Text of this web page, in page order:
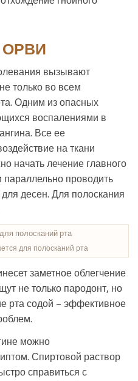
ОРВИ
вызывают
только во всем
Одним из опасных
воспалениями в
Все ее
на ткани
начать лечение главного
проводить
десен. Для полоскания
для полосканий рта
заметное облегчение
не только пародонт, но
рта содой – эффективное
можно
Спиртовой раствор
справиться с